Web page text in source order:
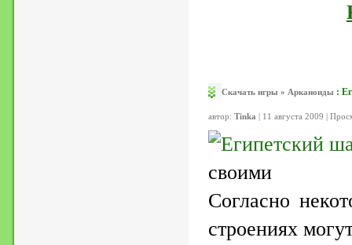
Скачать игры » Арканоиды :
автор: Tinka | 11 августа 2009 |
своими
Согласно
строениях